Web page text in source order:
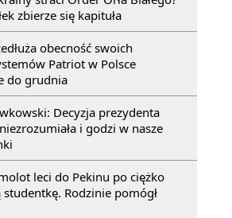
zbierze się kapituła
obecność swoich
Patriot w Polsce
do grudnia
Decyzja prezydenta
i godzi w nasze
leci do Pekinu po ciężko
Rodzinie pomógł